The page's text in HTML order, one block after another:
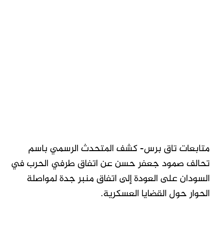
متابعات تاق برس- كشف المتحدث الرسمي باسم
تحالف صمود جعفر حسن عن اتفاق طرفي الحرب في
السودان على العودة إلى اتفاق منبر جدة لمواصلة
الحوار حول القضايا العسكرية.